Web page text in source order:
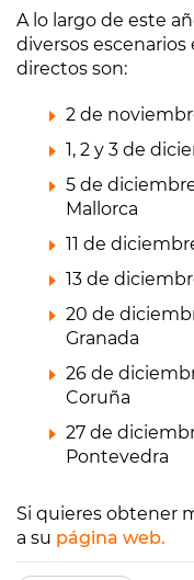
A lo largo de este
diversos escenarios
directos son:
2 de
1, 2 y 3 de
5 de
Mallorca
11 de
13 de
20 de
Granada
26 de
Coruña
27 de
Pontevedra
Si quieres obtener
a su página web.